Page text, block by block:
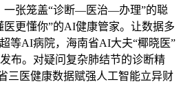
一张笼盖“诊断—医治—办理”的聪
医更懂你”的AI健康管家。让数据多
等AI病院，海南省AI大夫“椰晓医”
布。对疑问复杂肺结节的诊断精
三医健康数据赋强人工智能立异财